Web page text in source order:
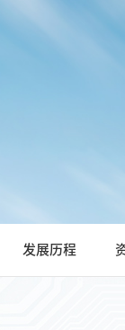
发展历程